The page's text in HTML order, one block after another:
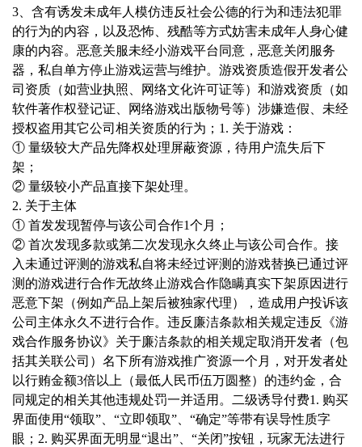
3、含有诱发未成年人模仿违反社会公德的行为和违法犯罪
的行为的内容，以及恐怖、残酷等方式妨害未成年人身心健
康的内容。 恶意关服未经小游戏平台同意，恶意关闭服务
器，私自单方停止游戏运营与维护。 游戏资质造假开发者公
司资质（如营业执照、网络文化许可证等）和游戏资质（如
软件著作权登记证、网络游戏出版物号等）涉嫌造假、未经
授权盗用其它公司相关资质的行为； 1. 关于游戏：
① 量级较大产品先降权处理屏蔽资源，待用户流失后下
架；
② 量级较小产品直接下架处理。
2. 关于主体
① 首发发现暂停与该公司合作1个月；
② 首次发现多款或第二次发现永久终止与该公司合作。 接
入未通过评测的游戏私自将未经过评测的游戏替换已通过评
测的游戏进行合作无故终止游戏合作隐瞒真实下架原因进行
恶意下架（例如产品上架后被独家代理），造成用户投诉该
公司主体永久不进行合作。 违反廉洁条款相关规定违反《游
戏合作服务协议》关于廉洁条款的相关规定取消开发者（包
括其关联公司）名下所有游戏推广资源一个月，对开发者处
以行贿金额3倍以上（最低人民币伍万圆整）的违约金，合
同规定的相关其他违规处罚一并适用。
二级诱导付费1. 购买
界面使用“领取”、“立即领取”、“确定”等带有误导性质字
眼；2. 购买界面无明显“退出”、“关闭”按钮，玩家无法进行